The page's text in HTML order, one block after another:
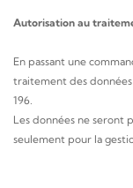
Autorisation au
En passant une
traitement des
196.
Les données ne seront
seulement pour la